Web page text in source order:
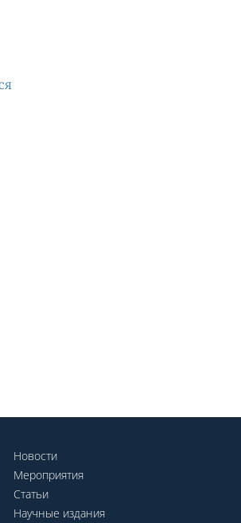
Новости
Мероприятия
Статьи
Научные издания